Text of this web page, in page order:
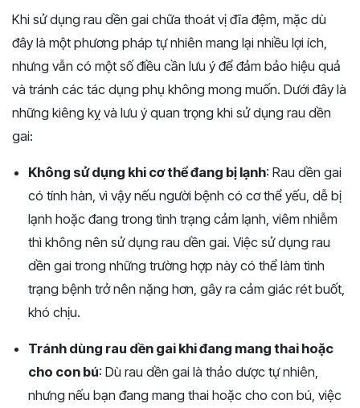
Khi sử dụng rau dền gai chữa thoát vị đĩa đệm, mặc dù
đây là một phương pháp tự nhiên mang lại nhiều lợi ích,
nhưng vẫn có một số điều cần lưu ý để đảm bảo hiệu quả
và tránh các tác dụng phụ không mong muốn. Dưới đây là
những kiêng kỵ và lưu ý quan trọng khi sử dụng rau dền
gai:
Không sử dụng khi cơ thể đang bị lạnh: Rau dền gai
có tính hàn, vì vậy nếu người bệnh có cơ thể yếu, dễ bị
lạnh hoặc đang trong tình trạng cảm lạnh, viêm nhiễm
thì không nên sử dụng rau dền gai. Việc sử dụng rau
dền gai trong những trường hợp này có thể làm tình
trạng bệnh trở nên nặng hơn, gây ra cảm giác rét buốt,
khó chịu.
Tránh dùng rau dền gai khi đang mang thai hoặc
cho con bú: Dù rau dền gai là thảo dược tự nhiên,
nhưng nếu bạn đang mang thai hoặc cho con bú, việc